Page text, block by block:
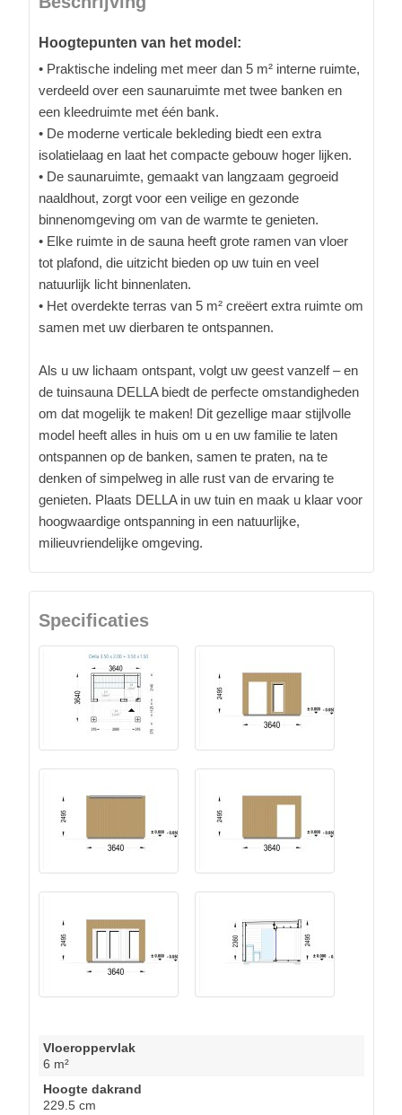
Hoogtepunten van het model:
• Praktische indeling met meer dan 5 m² interne ruimte,
verdeeld over een saunaruimte met twee banken en
een kleedruimte met één bank.
• De moderne verticale bekleding biedt een extra
isolatielaag en laat het compacte gebouw hoger lijken.
• De saunaruimte, gemaakt van langzaam gegroeid
naaldhout, zorgt voor een veilige en gezonde
binnenomgeving om van de warmte te genieten.
• Elke ruimte in de sauna heeft grote ramen van vloer
tot plafond, die uitzicht bieden op uw tuin en veel
natuurlijk licht binnenlaten.
• Het overdekte terras van 5 m² creëert extra ruimte om
samen met uw dierbaren te ontspannen.
Als u uw lichaam ontspant, volgt uw geest vanzelf – en
de tuinsauna DELLA biedt de perfecte omstandigheden
om dat mogelijk te maken! Dit gezellige maar stijlvolle
model heeft alles in huis om u en uw familie te laten
ontspannen op de banken, samen te praten, na te
denken of simpelweg in alle rust van de ervaring te
genieten. Plaats DELLA in uw tuin en maak u klaar voor
hoogwaardige ontspanning in een natuurlijke,
milieuvriendelijke omgeving.
Specificaties
Vloeroppervlak
6 m²
Hoogte dakrand
229.5 cm